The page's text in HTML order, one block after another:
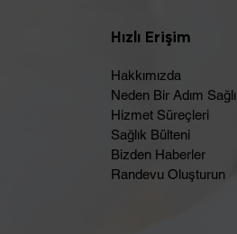
Hızlı Erişim
Hakkımızda
Neden Bir Adım
Hizmet Süreçleri
Sağlık Bülteni
Bizden Haberler
Randevu Oluşturun​